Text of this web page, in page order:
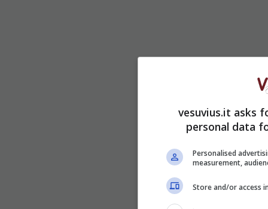
vesuvius.it asks
personal data
Personalised
measurement,
Store and/or access